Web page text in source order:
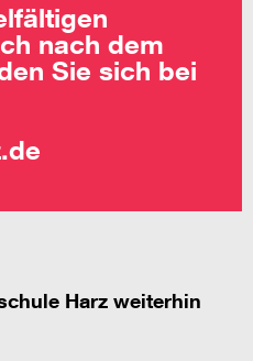
nach dem
Sie sich bei
Harz weiterhin